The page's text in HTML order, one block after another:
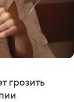
грозить